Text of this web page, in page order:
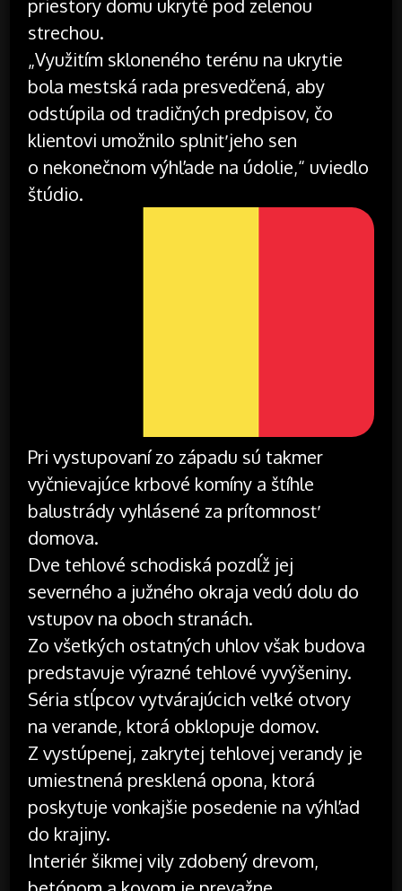
priestory domu ukryté pod zelenou
strechou.
„Využitím skloneného terénu na ukrytie
bola mestská rada presvedčená, aby
odstúpila od tradičných predpisov, čo
klientovi umožnilo splniť jeho sen
o nekonečnom výhľade na údolie,“ uviedlo
štúdio.
Pri vystupovaní zo západu sú takmer
vyčnievajúce krbové komíny a štíhle
balustrády vyhlásené za prítomnosť
domova.
Dve tehlové schodiská pozdĺž jej
severného a južného okraja vedú dolu do
vstupov na oboch stranách.
Zo všetkých ostatných uhlov však budova
predstavuje výrazné tehlové vyvýšeniny.
Séria stĺpcov vytvárajúcich veľké otvory
na verande, ktorá obklopuje domov.
Z vystúpenej, zakrytej tehlovej verandy je
umiestnená presklená opona, ktorá
poskytuje vonkajšie posedenie na výhľad
do krajiny.
Interiér šikmej vily zdobený drevom,